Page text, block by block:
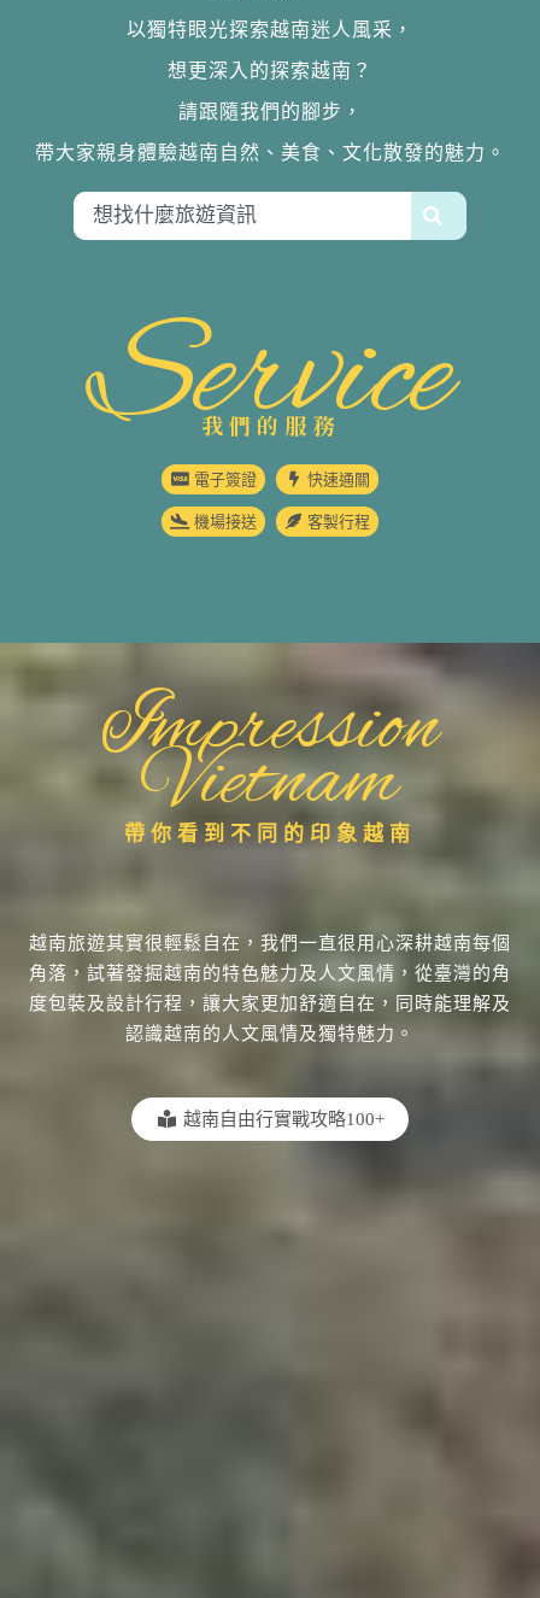
以獨特眼光探索越南迷人風采，
想更深入的探索越南？
請跟隨我們的腳步，
帶大家親身體驗越南自然、美食、文化散發的魅力。
Service
我們的服務
電子簽證 快速通關
機場接送 客製行程
Impression
Vietnam
帶你看到不同的印象越南
越南旅遊其實很輕鬆自在，我們一直很用心深耕越南每個
角落，試著發掘越南的特色魅力及人文風情，從臺灣的角
度包裝及設計行程，讓大家更加舒適自在，同時能理解及
認識越南的人文風情及獨特魅力。
越南自由行實戰攻略100+